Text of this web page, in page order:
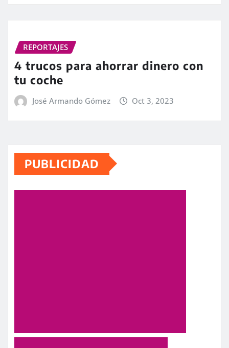
REPORTAJES
4 trucos para ahorrar dinero con
tu coche
José Armando Gómez Oct 3, 2023
PUBLICIDAD